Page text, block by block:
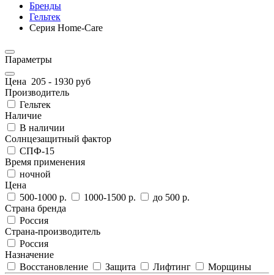
Бренды
Гельтек
Серия Home-Care
Параметры
Цена 205 - 1930 руб
Производитель
Гельтек
Наличие
В наличии
Солнцезащитный фактор
СПФ-15
Время применения
ночной
Цена
500-1000 р.
1000-1500 р.
до 500 р.
Страна бренда
Россия
Страна-производитель
Россия
Назначение
Восстановление
Защита Лифтинг
Морщины